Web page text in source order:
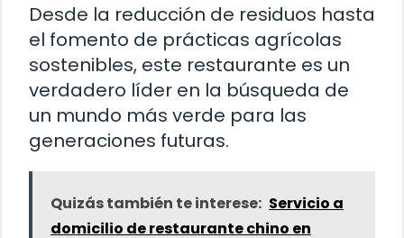
Desde la reducción de residuos hasta
el fomento de prácticas agrícolas
sostenibles, este restaurante es un
verdadero líder en la búsqueda de
un mundo más verde para las
generaciones futuras.
Quizás también te interese: Servicio a
domicilio de restaurante chino en